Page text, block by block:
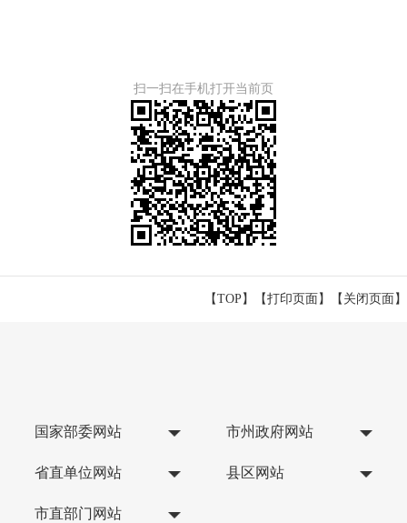
扫一扫在手机打开当前页
【TOP】 【打印页面 】【 关闭页面 】
国家部委网站 市州政府网站
省直单位网站 县区网站
市直部门网站